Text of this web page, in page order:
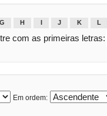
G H J K L
com as primeiras letras:
Em ordem: